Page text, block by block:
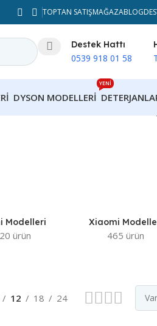
TOPTAN SATIŞMAĞAZABLOG
Destek Hattı
0539 918 01 58
DYSON MODELLERI
YENİ
Modelleri
ürün
Xiaomi
465 ürün
12 18 24